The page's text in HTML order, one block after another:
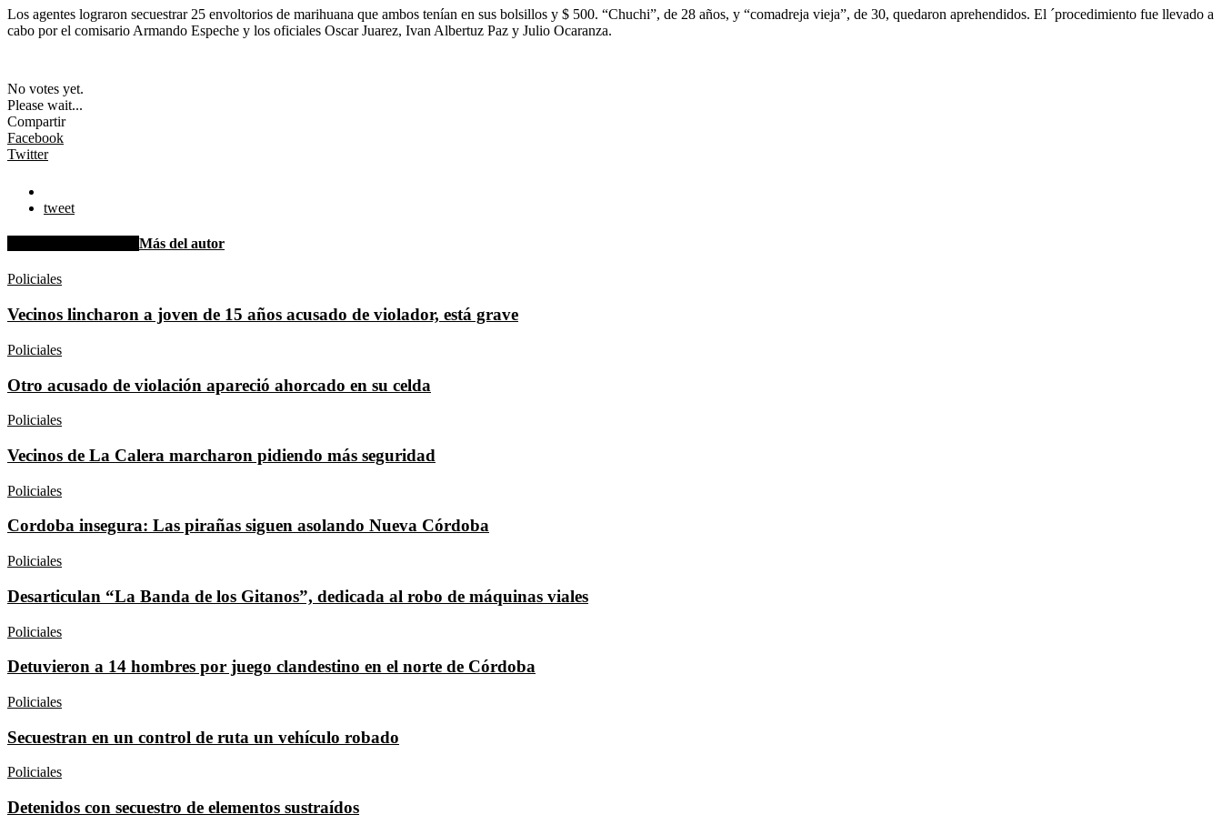
Los agentes lograron secuestrar 25 envoltorios de marihuana que ambos tenían en sus bolsillos y $ 500. “Chuchi”, de 28 años, y “comadreja vieja”, de 30, quedaron aprehendidos. El ´procedimiento fue llevado a
cabo por el comisario Armando Espeche y los oficiales Oscar Juarez, Ivan Albertuz Paz y Julio Ocaranza.
No votes yet.
Please wait...
Compartir
Facebook
Twitter
tweet
Más del autor
Policiales
Vecinos lincharon a joven de 15 años acusado de violador, está grave
Policiales
Otro acusado de violación apareció ahorcado en su celda
Policiales
Vecinos de La Calera marcharon pidiendo más seguridad
Policiales
Cordoba insegura: Las pirañas siguen asolando Nueva Córdoba
Policiales
Desarticulan “La Banda de los Gitanos”, dedicada al robo de máquinas viales
Policiales
Detuvieron a 14 hombres por juego clandestino en el norte de Córdoba
Policiales
Secuestran en un control de ruta un vehículo robado
Policiales
Detenidos con secuestro de elementos sustraídos